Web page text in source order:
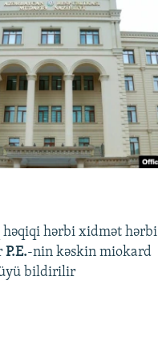
həqiqi hərbi xidmət hərbi
P.E.-nin kəskin miokard
bildirilir